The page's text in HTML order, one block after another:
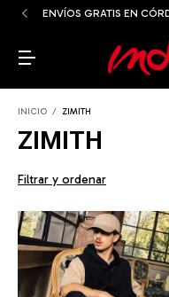
ENVÍOS GRATIS EN
INICIO / ZIMITH
ZIMITH
Filtrar y ordenar